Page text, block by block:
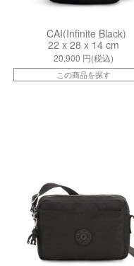
CAI(Infinite Black)
22 x 28 x 14 cm
20,900 円(税込)
この商品を探す